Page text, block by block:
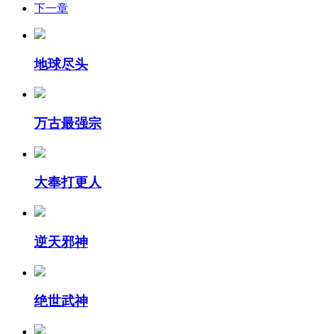
下一章
地球尽头
万古最强宗
大奉打更人
逆天邪神
绝世武神